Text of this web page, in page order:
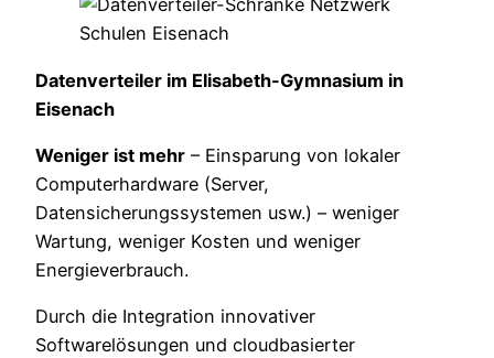
Datenverteiler im Elisabeth-Gymnasium in
Eisenach
Weniger ist mehr – Einsparung von lokaler
Computerhardware (Server,
Datensicherungssystemen usw.) – weniger
Wartung, weniger Kosten und weniger
Energieverbrauch.
Durch die Integration innovativer
Softwarelösungen und cloudbasierter